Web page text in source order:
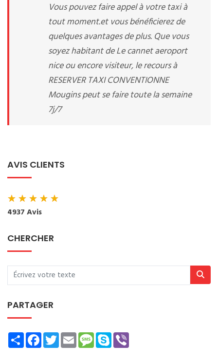
Vous pouvez faire appel à votre taxi à
tout moment.et vous bénéficierez de
quelques avantages de plus. Que vous
soyez habitant de Le cannet aeroport
nice ou encore visiteur, le recours à
RESERVER TAXI CONVENTIONNE
Mougins peut se faire toute la semaine
7j/7
AVIS CLIENTS
★★★★★
4937 Avis
CHERCHER
PARTAGER
ShareFacebookTwitterEmailMessage
Skype